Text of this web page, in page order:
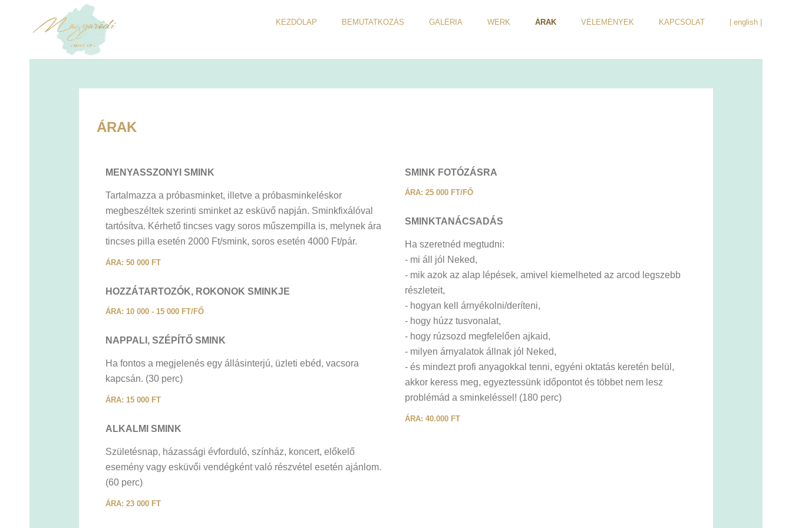
KEZDŐLAP BEMUTATKOZÁS GALÉRIA WERK ÁRAK VÉLEMÉNYEK KAPCSOLAT | english |
ÁRAK
MENYASSZONYI SMINK
Tartalmazza a próbasminket, illetve a próbasminkeléskor
megbeszéltek szerinti sminket az esküvő napján. Sminkfixálóval
tartósítva. Kérhető tincses vagy soros műszempilla is, melynek ára
tincses pilla esetén 2000 Ft/smink, soros esetén 4000 Ft/pár.
ÁRA: 50 000 FT
HOZZÁTARTOZÓK, ROKONOK SMINKJE
ÁRA: 10 000 - 15 000 FT/FŐ
NAPPALI, SZÉPÍTŐ SMINK
Ha fontos a megjelenés egy állásinterjú, üzleti ebéd, vacsora
kapcsán. (30 perc)
ÁRA: 15 000 FT
ALKALMI SMINK
Születésnap, házassági évforduló, színház, koncert, előkelő
esemény vagy esküvői vendégként való részvétel esetén ajánlom.
(60 perc)
ÁRA: 23 000 FT
SMINK FOTÓZÁSRA
ÁRA: 25 000 FT/FŐ
SMINKTANÁCSADÁS
Ha szeretnéd megtudni:
- mi áll jól Neked,
- mik azok az alap lépések, amivel kiemelheted az arcod legszebb
részleteit,
- hogyan kell árnyékolni/deríteni,
- hogy húzz tusvonalat,
- hogy rúzsozd megfelelően ajkaid,
- milyen árnyalatok állnak jól Neked,
- és mindezt profi anyagokkal tenni, egyéni oktatás keretén belül,
akkor keress meg, egyeztessünk időpontot és többet nem lesz
problémád a sminkeléssel! (180 perc)
ÁRA: 40.000 FT